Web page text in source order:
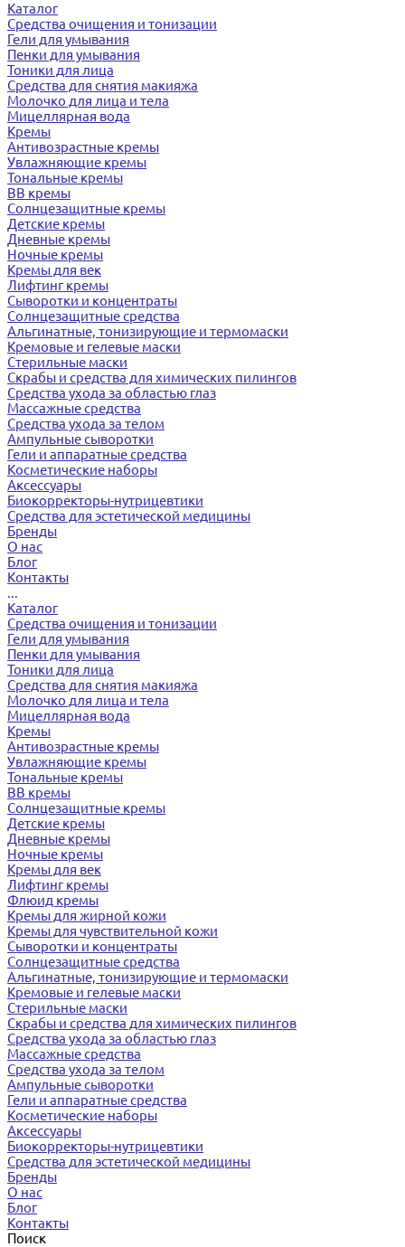
Каталог
Средства очищения и тонизации
Гели для умывания
Пенки для умывания
Тоники для лица
Средства для снятия макияжа
Молочко для лица и тела
Мицеллярная вода
Кремы
Антивозрастные кремы
Увлажняющие кремы
Тональные кремы
BB кремы
Солнцезащитные кремы
Детские кремы
Дневные кремы
Ночные кремы
Кремы для век
Лифтинг кремы
Сыворотки и концентраты
Солнцезащитные средства
Альгинатные, тонизирующие и термомаски
Кремовые и гелевые маски
Стерильные маски
Скрабы и средства для химических пилингов
Средства ухода за областью глаз
Массажные средства
Средства ухода за телом
Ампульные сыворотки
Гели и аппаратные средства
Косметические наборы
Аксессуары
Биокорректоры-нутрицевтики
Средства для эстетической медицины
Бренды
О нас
Блог
Контакты
...
Каталог
Средства очищения и тонизации
Гели для умывания
Пенки для умывания
Тоники для лица
Средства для снятия макияжа
Молочко для лица и тела
Мицеллярная вода
Кремы
Антивозрастные кремы
Увлажняющие кремы
Тональные кремы
BB кремы
Солнцезащитные кремы
Детские кремы
Дневные кремы
Ночные кремы
Кремы для век
Лифтинг кремы
Флюид кремы
Кремы для жирной кожи
Кремы для чувствительной кожи
Сыворотки и концентраты
Солнцезащитные средства
Альгинатные, тонизирующие и термомаски
Кремовые и гелевые маски
Стерильные маски
Скрабы и средства для химических пилингов
Средства ухода за областью глаз
Массажные средства
Средства ухода за телом
Ампульные сыворотки
Гели и аппаратные средства
Косметические наборы
Аксессуары
Биокорректоры-нутрицевтики
Средства для эстетической медицины
Бренды
О нас
Блог
Контакты
Поиск